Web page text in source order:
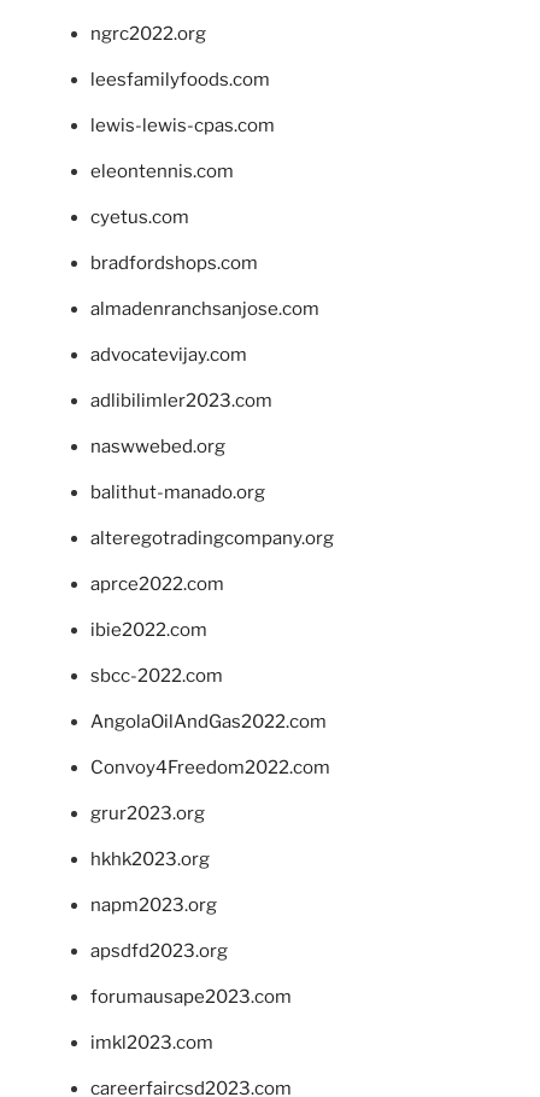
ngrc2022.org
leesfamilyfoods.com
lewis-lewis-cpas.com
eleontennis.com
cyetus.com
bradfordshops.com
almadenranchsanjose.com
advocatevijay.com
adlibilimler2023.com
naswwebed.org
balithut-manado.org
alteregotradingcompany.org
aprce2022.com
ibie2022.com
sbcc-2022.com
AngolaOilAndGas2022.com
Convoy4Freedom2022.com
grur2023.org
hkhk2023.org
napm2023.org
apsdfd2023.org
forumausape2023.com
imkl2023.com
careerfaircsd2023.com